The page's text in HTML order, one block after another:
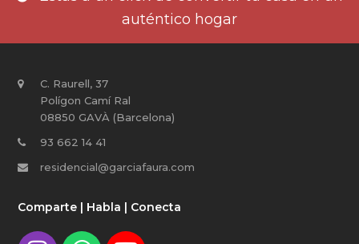
auténtico hogar
C. Raurell, 37
Polígon Camí Ral
08850 GAVÀ (Barcelona)
93 662 14 41
residencial@garciafaura.com
Comparte | Habla | Conecta